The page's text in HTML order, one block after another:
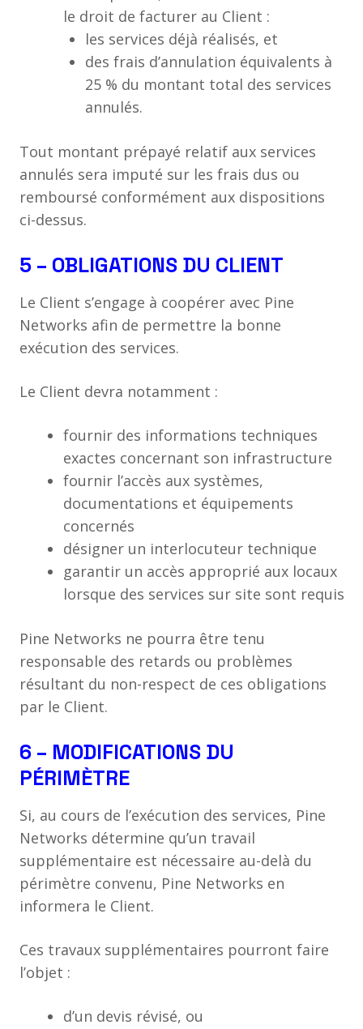
le droit de facturer au Client :
les services déjà réalisés, et
des frais d’annulation équivalents à
25 % du montant total des services
annulés.
Tout montant prépayé relatif aux services
annulés sera imputé sur les frais dus ou
remboursé conformément aux dispositions
ci-dessus.
5 – OBLIGATIONS DU CLIENT
Le Client s’engage à coopérer avec Pine
Networks afin de permettre la bonne
exécution des services.
Le Client devra notamment :
fournir des informations techniques
exactes concernant son infrastructure
fournir l’accès aux systèmes,
documentations et équipements
concernés
désigner un interlocuteur technique
garantir un accès approprié aux locaux
lorsque des services sur site sont requis
Pine Networks ne pourra être tenu
responsable des retards ou problèmes
résultant du non-respect de ces obligations
par le Client.
6 – MODIFICATIONS DU
PÉRIMÈTRE
Si, au cours de l’exécution des services, Pine
Networks détermine qu’un travail
supplémentaire est nécessaire au-delà du
périmètre convenu, Pine Networks en
informera le Client.
Ces travaux supplémentaires pourront faire
l’objet :
d’un devis révisé, ou